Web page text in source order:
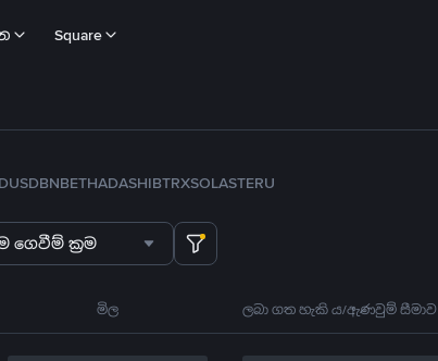
Square
BNBETHADASHIBTRXSOLASTERU
ගෙවීම් ක්‍රම
මිල ලබා ගත හැකි ය/ඇණවුම් සීමාව